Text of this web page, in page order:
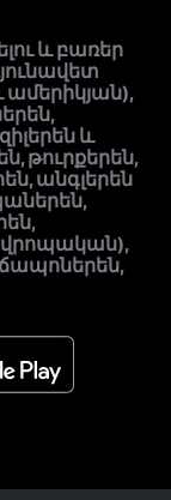
և բառեր
ամերիկյան),
և
թուրքերեն,
անգլերեն
ճապոներեն,